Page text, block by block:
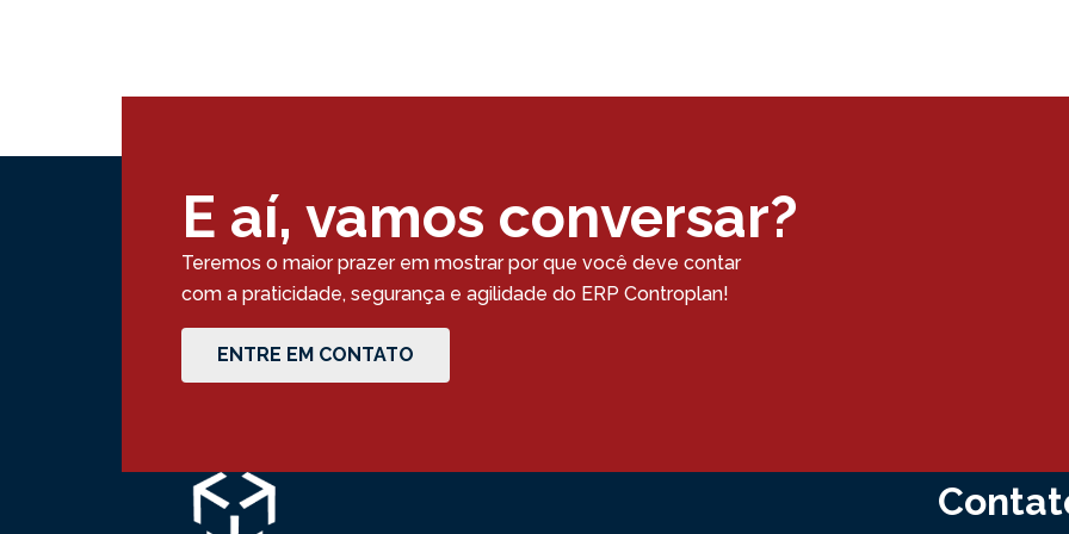
E aí, vamos conversar?
Teremos o maior prazer em mostrar por que você deve contar
com a praticidade, segurança e agilidade do ERP Controplan!
ENTRE EM CONTATO